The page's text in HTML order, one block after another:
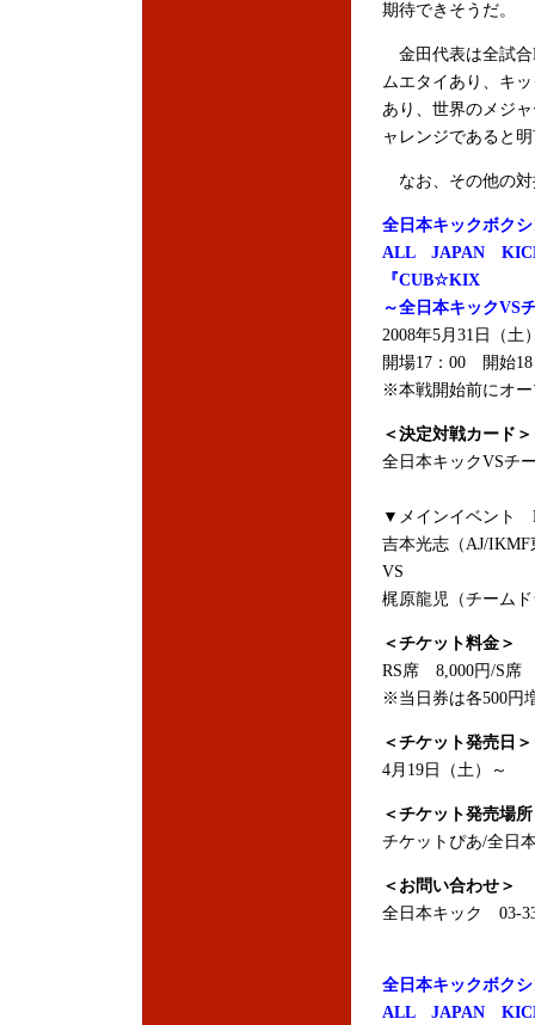
期待できそうだ。
金田代表は全試合
ムエタイあり、キ
あり、世界のメジ
ャレンジであると
なお、その他の対
全日本キックボク
ALL JAPAN
『CUB☆KIX
～全日本キックVS
2008年5月31日（土
開場17：00 開始18
※本戦開始前にオ
＜決定対戦カード＞
全日本キックVSチ
▼メインイベント
吉本光志（AJ/
VS
梶原龍児（チーム
＜チケット料金＞
RS席 8,000円/S席
※当日券は各500円
＜チケット発売日＞
4月19日（土）～
＜チケット発売場
チケットぴあ/全日
＜お問い合わせ＞
全日本キック 03-
全日本キックボク
ALL JAPAN